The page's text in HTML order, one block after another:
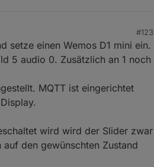
#123
setze einen Wemos D1 mini ein.
5 audio 0. Zusätzlich an 1 noch
MQTT ist eingerichtet
wird wird der Slider zwar
den gewünschten Zustand